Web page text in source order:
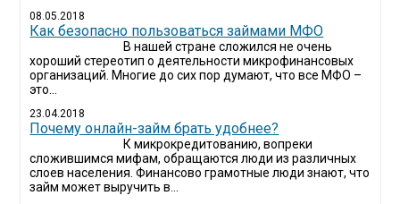
08.05.2018
Как безопасно пользоваться займами МФО
В нашей стране сложился не очень
хороший стереотип о деятельности микрофинансовых
организаций. Многие до сих пор думают, что все МФО –
это...
23.04.2018
Почему онлайн-займ брать удобнее?
К микрокредитованию, вопреки
сложившимся мифам, обращаются люди из различных
слоев населения. Финансово грамотные люди знают, что
займ может выручить в...